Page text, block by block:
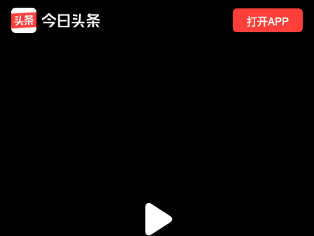
打开APP